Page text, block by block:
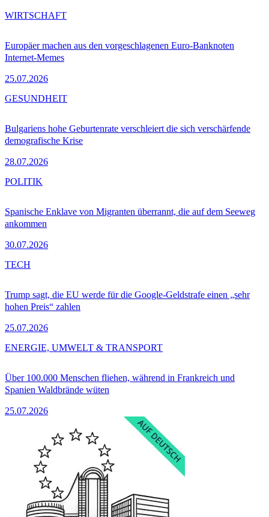
Europäer machen aus den vorgeschlagenen Euro-Banknoten
Internet-Memes
25.07.2026
WIRTSCHAFT
Bulgariens hohe Geburtenrate verschleiert die sich verschärfende
demografische Krise
28.07.2026
GESUNDHEIT
Spanische Enklave von Migranten überrannt, die auf dem Seeweg
ankommen
30.07.2026
POLITIK
Trump sagt, die EU werde für die Google-Geldstrafe einen „sehr
hohen Preis“ zahlen
25.07.2026
TECH
Über 100.000 Menschen fliehen, während in Frankreich und
Spanien Waldbrände wüten
25.07.2026
ENERGIE, UMWELT & TRANSPORT